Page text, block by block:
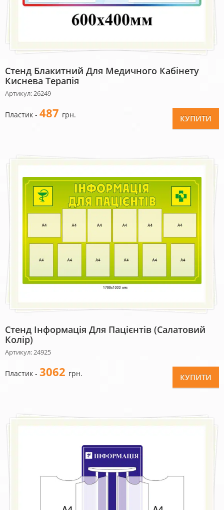
Стенд Блакитний Для Медичного Кабінету
Киснева Терапія
Артикул: 26249
Пластик - 487 грн. КУПИТИ
Стенд Інформація Для Пацієнтів (салатовий
Колір)
Артикул: 24925
Пластик - 3062 грн. КУПИТИ